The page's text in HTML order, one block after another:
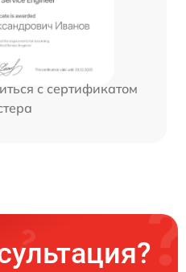
с сертификатом